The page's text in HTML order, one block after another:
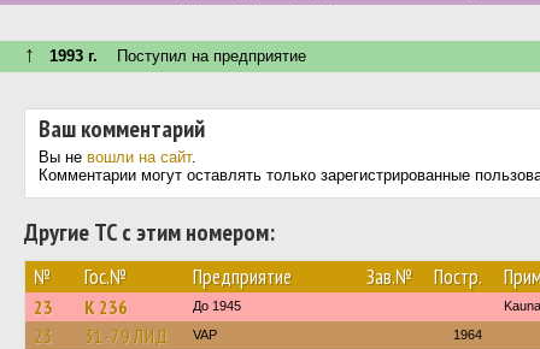
↑ 1993 г. Поступил на предприятие
Ваш комментарий
Вы не вошли на сайт.
Комментарии могут оставлять только зарегистрированные
Другие ТС с этим номером:
№ Гос.№ Предприятие Зав.№ Постр.
23 K 236 До 1945
23 31-79 ЛИД VAP 1964